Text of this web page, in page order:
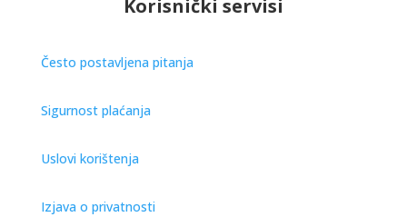
Korisnički servisi
Često postavljena pitanja
Sigurnost plaćanja
Uslovi korištenja
Izjava o privatnosti